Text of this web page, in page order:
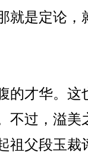
就是定论，
的才华。这
不过，溢美
祖父段玉裁